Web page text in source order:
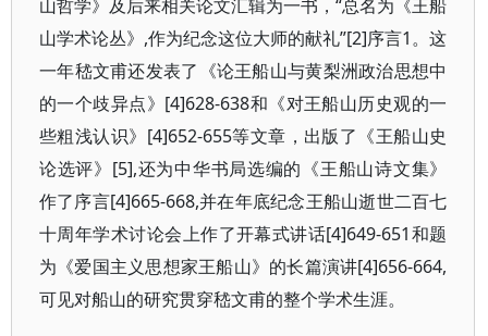
山哲学》及后来相关论文汇辑为一书，“总名为《王船
山学术论丛》,作为纪念这位大师的献礼”[2]序言1。这
一年嵇文甫还发表了《论王船山与黄梨洲政治思想中
的一个歧异点》[4]628-638和《对王船山历史观的一
些粗浅认识》[4]652-655等文章，出版了《王船山史
论选评》[5],还为中华书局选编的《王船山诗文集》
作了序言[4]665-668,并在年底纪念王船山逝世二百七
十周年学术讨论会上作了开幕式讲话[4]649-651和题
为《爱国主义思想家王船山》的长篇演讲[4]656-664,
可见对船山的研究贯穿嵇文甫的整个学术生涯。